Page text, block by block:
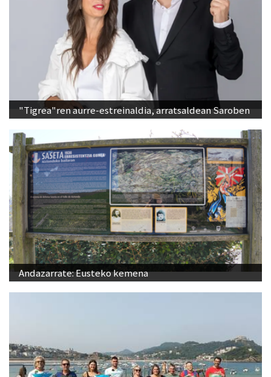
"Tigrea"ren aurre-estreinaldia, arratsaldean Saroben
Andazarrate: Eusteko kemena